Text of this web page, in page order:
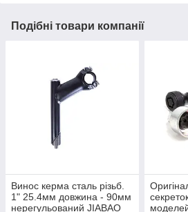
Подібні товари компанії
Винос керма сталь різьб.
1" 25.4мм довжина - 90мм
нерегульований JIABAO